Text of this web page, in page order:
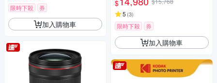
限時下殺
券
加入購物車
$
5 (3)
限時下殺 券
加入購物車